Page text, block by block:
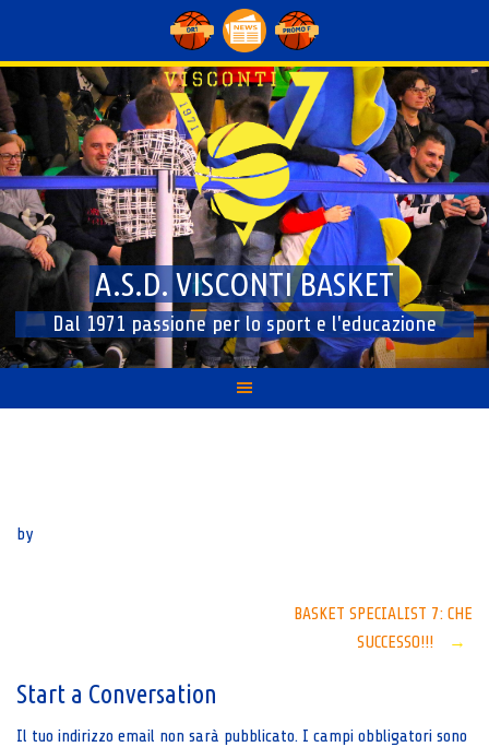
content
A.S.D. VISCONTI BASKET
Dal 1971 passione per lo sport e l'educazione
by
BASKET SPECIALIST 7: CHE
SUCCESSO!!!
→
Start a Conversation
Il tuo indirizzo email non sarà pubblicato. I campi obbligatori sono